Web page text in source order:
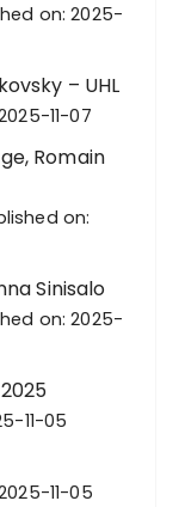
on: 2025-
– UHL
11-07
Romain
on:
Sinisalo
on: 2025-
11-05
11-05